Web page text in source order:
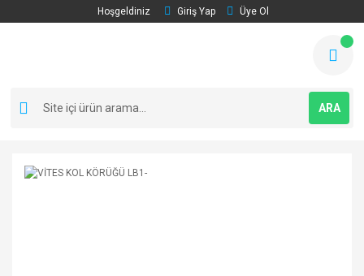
Hoşgeldiniz Giriş Yap Üye Ol
ARA